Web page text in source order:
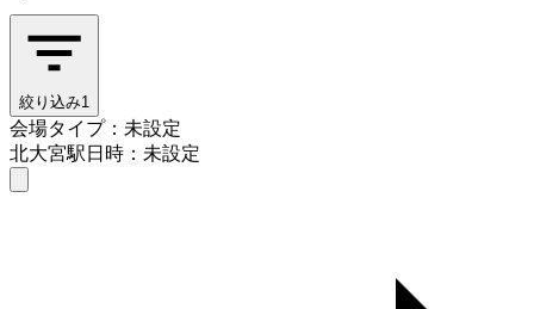
絞り込み1
会場タイプ：未設定
北大宮駅日時：未設定